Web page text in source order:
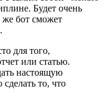
Будет очень
же бот сможет
для того,
или статью.
настоящую
то, что